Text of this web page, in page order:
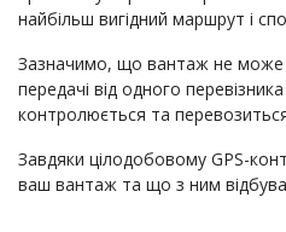
найбільш вигідний маршрут і
Зазначимо, що вантаж не може
передачі від одного
контролюється та
Завдяки цілодобовому GPS-
ваш вантаж та що з ним